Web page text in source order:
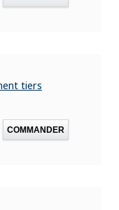
tiers
COMMANDER